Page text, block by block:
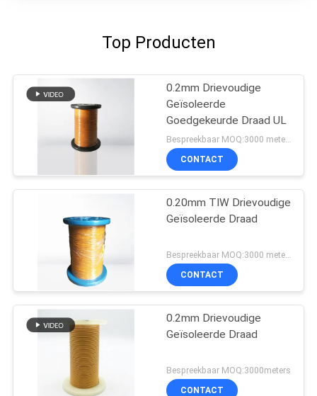
Top Producten
0.2mm Drievoudige
Geïsoleerde
Goedgekeurde Draad UL
Bespreekbaar MOQ:3000 meters
CONTACT
0.20mm TIW Drievoudige
Geïsoleerde Draad
Bespreekbaar MOQ:3000 meters
CONTACT
0.2mm Drievoudige
Geïsoleerde Draad
Bespreekbaar MOQ:3000meters
CONTACT